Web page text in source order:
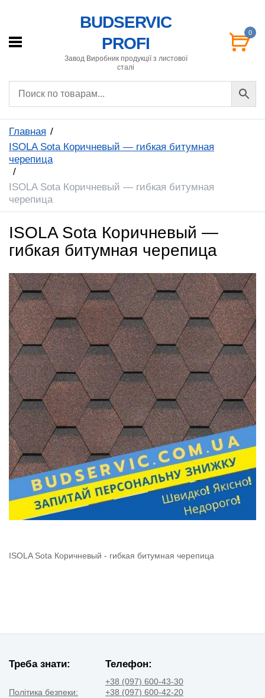
BUDSERVIC
PROFI
Завод Виробник продукції з листової
сталі
0
Главная
ISOLA Sota Коричневый — гибкая битумная
черепица
ISOLA Sota Коричневый — гибкая битумная
черепица
ISOLA Sota Коричневый —
гибкая битумная черепица
ISOLA Sota Коричневый - гибкая битумная черепица
Треба знати:
Політика безпеки:
Телефон:
+38 (097) 600-43-30
+38 (097) 600-42-20